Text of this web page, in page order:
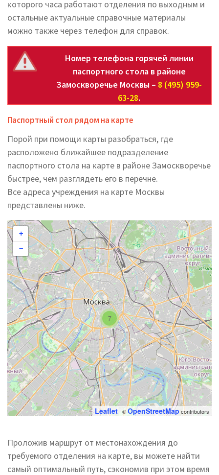
которого часа работают отделения по выходным и
остальные актуальные справочные материалы
можно также через телефон для справок.
Номер телефона горячей линии
паспортного стола в районе
Замоскворечье Москвы – 8 (495) 959-
63-28.
Паспортный стол рядом на карте
Порой при помощи карты разобраться, где
расположено ближайшее подразделение
паспортного стола на карте в районе Замоскворечье
быстрее, чем разглядеть его в перечне.
Все адреса учреждения на карте Москвы
представлены ниже.
7
+
−
Leaflet | ©OpenStreetMap contributors
Проложив маршрут от местонахождения до
требуемого отделения на карте, вы можете найти
самый оптимальный путь, сэкономив при этом время